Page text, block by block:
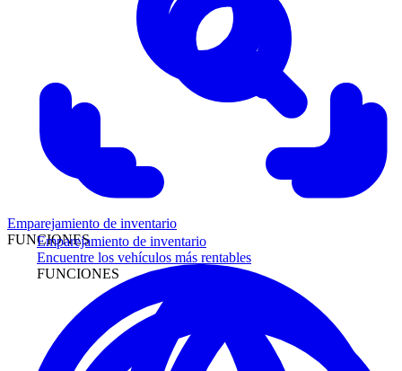
Emparejamiento de inventario
Encuentre los vehículos más rentables
FUNCIONES
Emparejamiento de inventario
FUNCIONES